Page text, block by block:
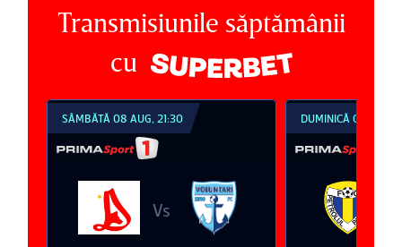
Transmisiunile săptămânii
cu
SÂMBĂTĂ 08 AUG, 21:30
Vs
DUMINICĂ 09 AUG,